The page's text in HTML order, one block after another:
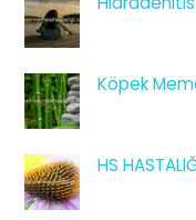
Köpek
HS